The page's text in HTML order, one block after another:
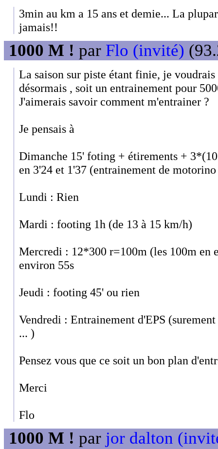
3min au km a 15 ans et demie... La
jamais!!
1000 M ! par Flo (invité)
La saison sur piste étant finie, je
désormais , soit un entrainement pour
J'aimerais savoir comment m'entrainer ?
Je pensais à
Dimanche 15' foting + étirements +
en 3'24 et 1'37 (entrainement de
Lundi : Rien
Mardi : footing 1h (de 13 à 15 km/h)
Mercredi : 12*300 r=100m (les 100m en
environ 55s
Jeudi : footing 45' ou rien
Vendredi : Entrainement d'EPS
... )
Pensez vous que ce soit un bon plan
Merci
Flo
1000 M ! par jor dalton